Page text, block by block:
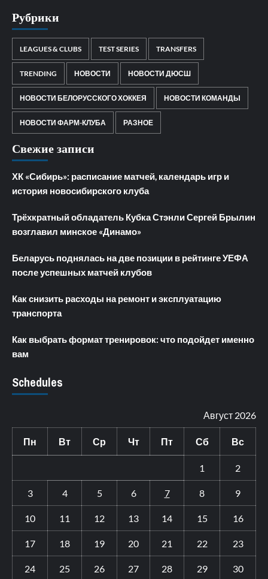
Рубрики
LEAGUES & CLUBS TEST SERIES TRANSFERS
TRENDING НОВОСТИ НОВОСТИ ДЮСШ
НОВОСТИ БЕЛОРУССКОГО ХОККЕЯ НОВОСТИ КОМАНДЫ
НОВОСТИ ФАРМ-КЛУБА РАЗНОЕ
Свежие записи
ХК «Сибирь»: расписание матчей, календарь игр и
история новосибирского клуба
Трёхкратный обладатель Кубка Стэнли Сергей Брылин
возглавил минское «Динамо»
Беларусь поднялась на две позиции в рейтинге УЕФА
после успешных матчей клубов
Как снизить расходы на ремонт и эксплуатацию
транспорта
Как выбрать формат тренировок: что подойдет именно
вам
Schedules
Август 2026
Пн Вт Ср Чт Пт Сб Вс
1 2
3 4 5 6 7 8 9
10 11 12 13 14 15 16
17 18 19 20 21 22 23
24 25 26 27 28 29 30